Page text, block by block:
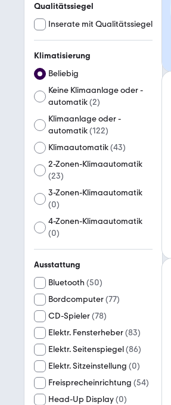
Qualitätssiegel
Inserate mit Qualitätssiegel
Klimatisierung
Beliebig
Keine Klimaanlage oder -
automatik(2)
Klimaanlage oder -
automatik(122)
Klimaautomatik(43)
2-Zonen-Klimaautomatik
(23)
3-Zonen-Klimaautomatik
(0)
4-Zonen-Klimaautomatik
(0)
Ausstattung
Bluetooth (50)
Bordcomputer(77)
CD-Spieler(78)
Elektr. Fensterheber(83)
Elektr. Seitenspiegel(86)
Elektr. Sitzeinstellung (0)
Freisprecheinrichtung (54)
Head-Up Display(0)